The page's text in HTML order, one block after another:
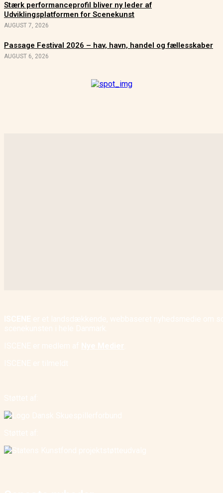
Stærk performanceprofil bliver ny leder af
Udviklingsplatformen for Scenekunst
AUGUST 7, 2026
Passage Festival 2026 – hav, havn, handel og fællesskaber
AUGUST 6, 2026